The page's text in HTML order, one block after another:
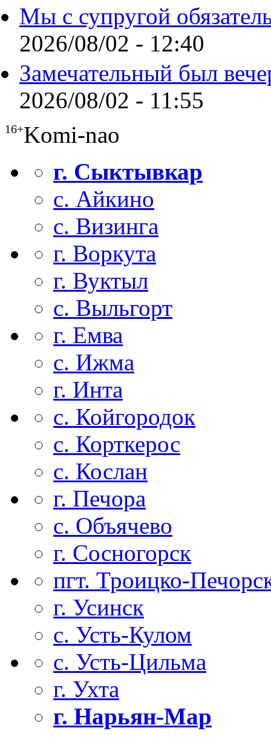
Мы с супругой
2026/08/02 - 12:40
Замечательный был
2026/08/02 - 11:55
16+Komi-nao
г. Сыктывкар
с. Айкино
с. Визинга
г. Воркута
г. Вуктыл
с. Выльгорт
г. Емва
с. Ижма
г. Инта
с. Койгородок
с. Корткерос
с. Кослан
г. Печора
с. Объячево
г. Сосногорск
пгт. Троицко-
г. Усинск
с. Усть-Кулом
с. Усть-Цильма
г. Ухта
г. Нарьян-Мар